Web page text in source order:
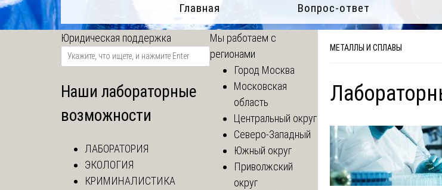
Главная Вопрос-ответ
МЕТАЛЛЫ И СПЛАВЫ
Юридическая поддержка
Наши лабораторные
возможности
ЛАБОРАТОРИЯ
ЭКОЛОГИЯ
КРИМИНАЛИСТИКА
Мы работаем с
регионами
Город Москва
Московская
область
Центральный округ
Северо-Западный
Южный округ
Приволжский
округ